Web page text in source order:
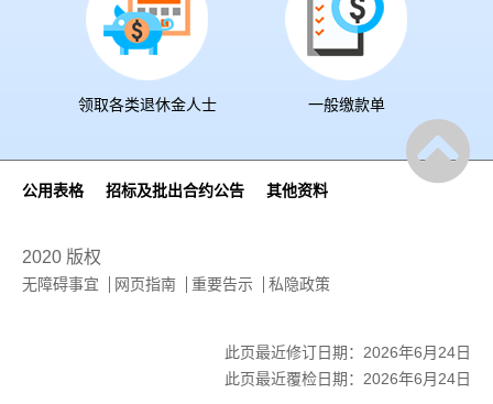
领取各类退休金人士 一般缴款单
公用表格 招标及批出合约公告 其他资料
2020 版权
无障碍事宜 网页指南 重要告示 私隐政策
此页最近修订日期：2026年6月24日
此页最近覆检日期：2026年6月24日